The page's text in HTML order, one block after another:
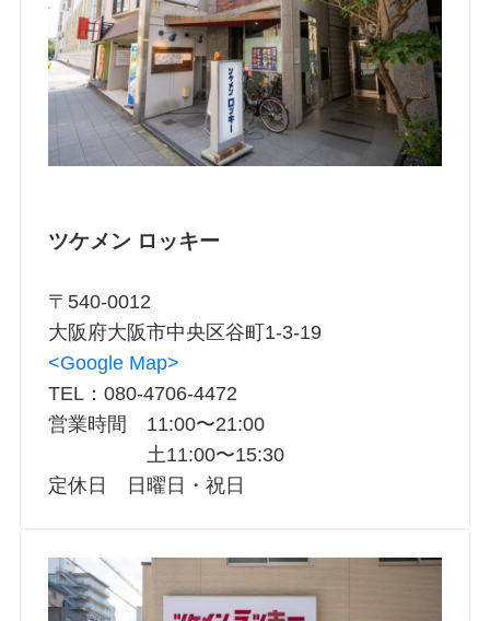
ツケメン ロッキー
〒540-0012
大阪府大阪市中央区谷町1-3-19
<Google Map>
TEL：080-4706-4472
営業時間 11:00〜21:00
土11:00〜15:30
定休日 日曜日・祝日